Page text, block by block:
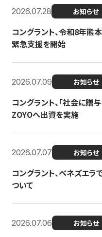
2026.07.28 お知らせ
コングラント、令和8年
緊急支援を開始
2026.07.09 お知らせ
コングラント、「社会に贈
ZOYOへ出資を実施
2026.07.07 お知らせ
コングラント、ベネズエ
ついて
2026.07.06 お知らせ